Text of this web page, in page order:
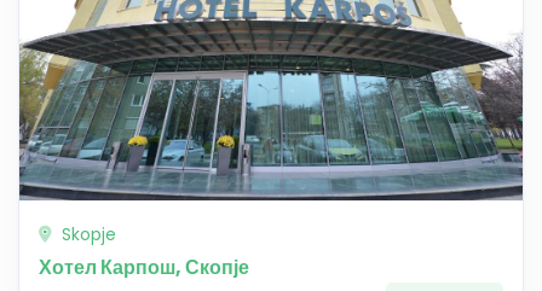
Skopje
Хотел Карпош, Скопје